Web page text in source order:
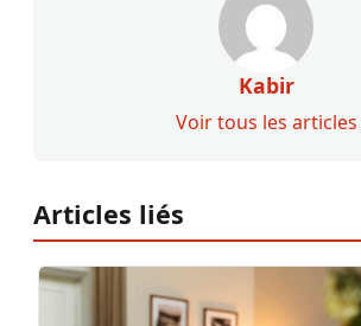
Kabir
Voir tous les articles
Articles liés